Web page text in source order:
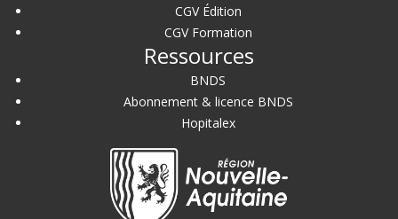
CGV Édition
CGV Formation
Ressources
BNDS
Abonnement & licence BNDS
Hopitalex